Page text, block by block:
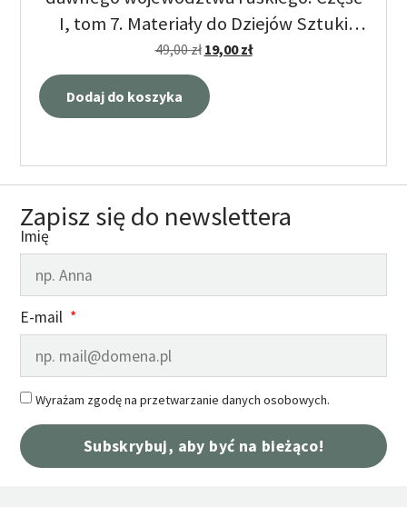
I, tom 7. Materiały do Dziejów Sztuki
Sakralnej.
49,00zł 19,00zł
Dodaj do koszyka
Zapisz się do newslettera
Imię
E-mail
Wyrażam zgodę na przetwarzanie danych osobowych.
Subskrybuj, aby być na bieżąco!